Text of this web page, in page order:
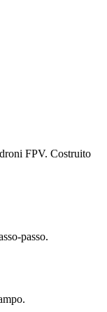
FPV. Costruito
passo.